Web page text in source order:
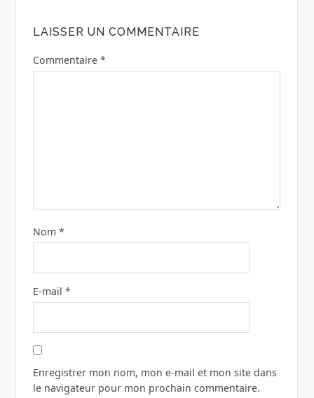
LAISSER UN COMMENTAIRE
Commentaire *
Nom *
E-mail *
Enregistrer mon nom, mon e-mail et mon site dans
le navigateur pour mon prochain commentaire.